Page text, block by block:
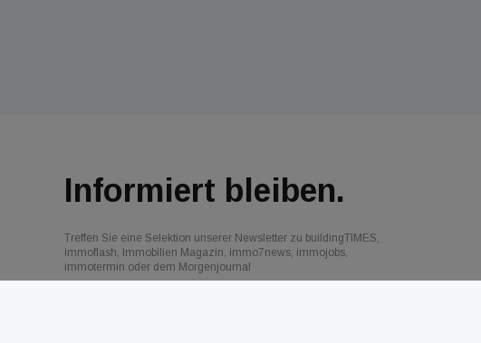
Informiert bleiben.
Treffen Sie eine Selektion unserer Newsletter zu buildingTIMES,
immoflash, Immobilien Magazin, immo7news, immojobs,
immotermin oder dem Morgenjournal